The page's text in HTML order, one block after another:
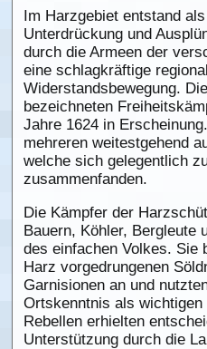
Im Harzgebiet entstand
Unterdrückung und
durch die Armeen der
eine schlagkräftige
Widerstandsbewegung.
bezeichneten
Jahre 1624 in
mehreren weitestgehend
welche sich gelegentlich
zusammenfanden.
Die Kämpfer der
Bauern, Köhler, Bergleute
des einfachen Volkes. Sie
Harz vorgedrungenen
Garnisionen an und
Ortskenntnis als
Rebellen erhielten
Unterstützung durch die